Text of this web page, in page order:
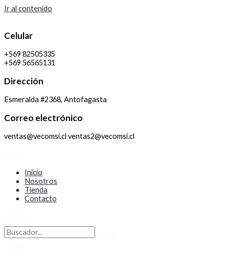
Ir al contenido
Celular
+569 82505335
+569 56565131
Dirección
Esmeralda #2368, Antofagasta
Correo electrónico
ventas@vecomsi.cl ventas2@vecomsi.cl
Inicio
Nosotros
Tienda
Contacto